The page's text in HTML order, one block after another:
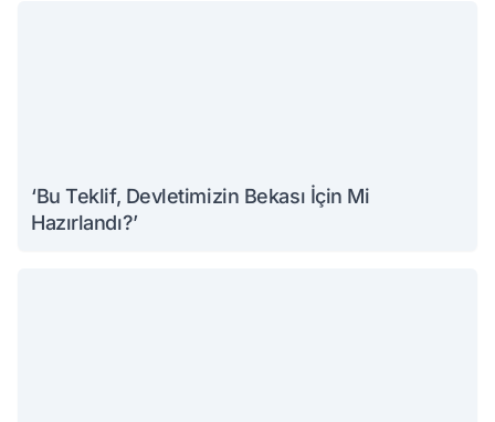
‘Bu Teklif, Devletimizin Bekası İçin Mi
Hazırlandı?’